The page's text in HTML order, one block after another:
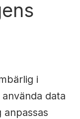
i
data